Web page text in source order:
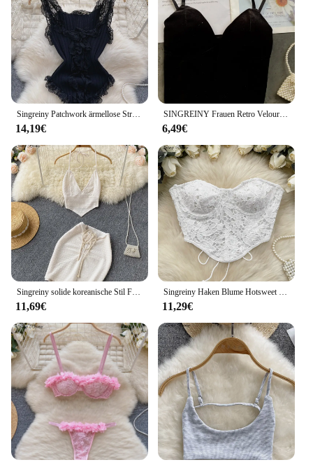
14,19€
SINGREINY Frauen Retro Velours Gurt Tops Sommer V Neck Sleeveless Backless Schlank Tank Top Chic Print Sexy Aus Schulter Kurze camis
6,49€
Singreiny solide koreanische Stil Frauen Set Sommer V-Ausschnitt rücken freie Kordel zug elegante Damen Minirock eine Linie zweiteilige Sets
11,69€
Singreiny Haken Blume Hotsweet träger los Amerikaner ins ärmellose schlanke Grundlagen Camis weibliche schicke Bandage Spitze sexy kurzes Top
11,29€